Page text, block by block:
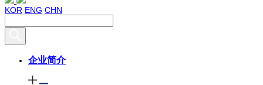
KOR ENG CHN
企业简介